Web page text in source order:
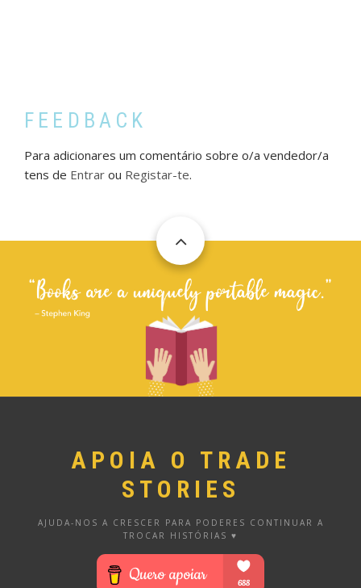
FEEDBACK
Para adicionares um comentário sobre o/a vendedor/a
tens de Entrar ou Registar-te.
APOIA O TRADE
STORIES
AJUDA-NOS A CRESCER PARA PODERES CONTINUAR A
TROCAR HISTÓRIAS ♥